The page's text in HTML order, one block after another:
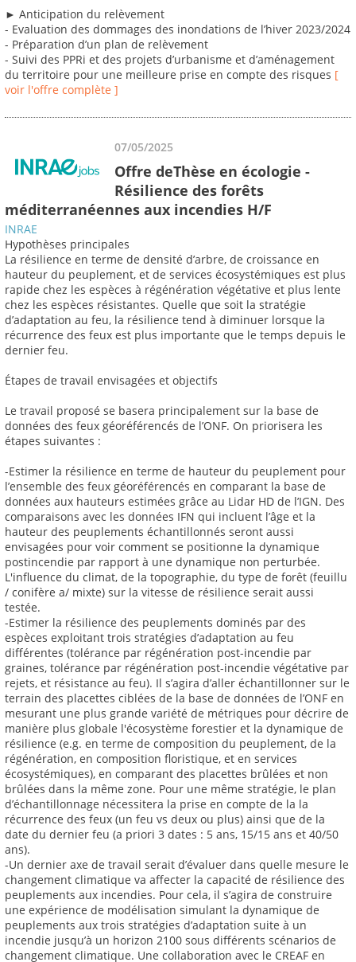
► Anticipation du relèvement
- Evaluation des dommages des inondations de l’hiver 2023/2024
- Préparation d’un plan de relèvement
- Suivi des PPRi et des projets d’urbanisme et d’aménagement
du territoire pour une meilleure prise en compte des risques [
voir l'offre complète ]
07/05/2025
Offre deThèse en écologie -
Résilience des forêts
méditerranéennes aux incendies H/F
INRAE
Hypothèses principales
La résilience en terme de densité d’arbre, de croissance en
hauteur du peuplement, et de services écosystémiques est plus
rapide chez les espèces à régénération végétative et plus lente
chez les espèces résistantes. Quelle que soit la stratégie
d’adaptation au feu, la résilience tend à diminuer lorsque la
récurrence des feux est plus importante que le temps depuis le
dernier feu.
Étapes de travail envisagées et objectifs
Le travail proposé se basera principalement sur la base de
données des feux géoréférencés de l’ONF. On priorisera les
étapes suivantes :
-Estimer la résilience en terme de hauteur du peuplement pour
l’ensemble des feux géoréférencés en comparant la base de
données aux hauteurs estimées grâce au Lidar HD de l’IGN. Des
comparaisons avec les données IFN qui incluent l’âge et la
hauteur des peuplements échantillonnés seront aussi
envisagées pour voir comment se positionne la dynamique
postincendie par rapport à une dynamique non perturbée.
L'influence du climat, de la topographie, du type de forêt (feuillu
/ conifère a/ mixte) sur la vitesse de résilience serait aussi
testée.
-Estimer la résilience des peuplements dominés par des
espèces exploitant trois stratégies d’adaptation au feu
différentes (tolérance par régénération post-incendie par
graines, tolérance par régénération post-incendie végétative par
rejets, et résistance au feu). Il s’agira d’aller échantillonner sur le
terrain des placettes ciblées de la base de données de l’ONF en
mesurant une plus grande variété de métriques pour décrire de
manière plus globale l'écosystème forestier et la dynamique de
résilience (e.g. en terme de composition du peuplement, de la
régénération, en composition floristique, et en services
écosystémiques), en comparant des placettes brûlées et non
brûlées dans la même zone. Pour une même stratégie, le plan
d’échantillonnage nécessitera la prise en compte de la la
récurrence des feux (un feu vs deux ou plus) ainsi que de la
date du dernier feu (a priori 3 dates : 5 ans, 15/15 ans et 40/50
ans).
-Un dernier axe de travail serait d’évaluer dans quelle mesure le
changement climatique va affecter la capacité de résilience des
peuplements aux incendies. Pour cela, il s’agira de construire
une expérience de modélisation simulant la dynamique de
peuplements aux trois stratégies d’adaptation suite à un
incendie jusqu’à un horizon 2100 sous différents scénarios de
changement climatique. Une collaboration avec le CREAF en